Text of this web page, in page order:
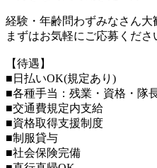
経験・年齢問わずみなさん大
まずはお気軽にご応募くださ
【待遇】
■日払いOK(規定あり)
■各種手当：残業・資格・隊
■交通費規定内支給
■資格取得支援制度
■制服貸与
■社会保険完備